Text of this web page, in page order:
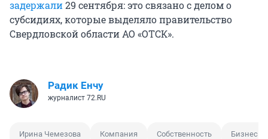
задержали29 сентября: это связано с делом о
субсидиях, которые выделяло правительство
Свердловской области АО «ОТСК».
Радик Енчу
журналист 72.RU
Ирина Чемезова Компания Собственность Бизнес